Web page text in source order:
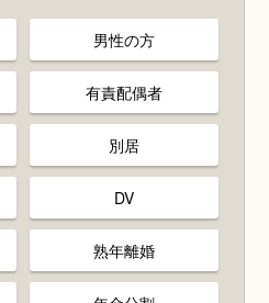
男性の方
有責配偶者
別居
DV
熟年離婚